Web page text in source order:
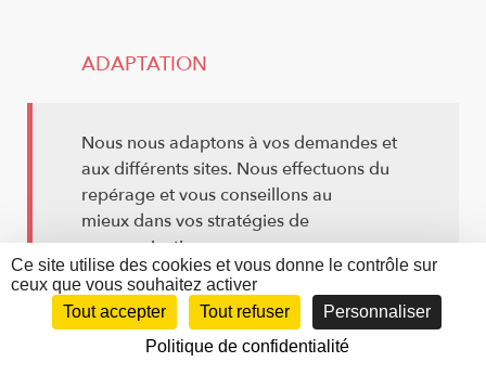
ADAPTATION
Nous nous adaptons à vos demandes et
aux différents sites. Nous effectuons du
repérage et vous conseillons au
mieux dans vos stratégies de
communication.
Ce site utilise des cookies et vous donne le contrôle sur
ceux que vous souhaitez activer
Tout accepter
Tout refuser
Personnaliser
Politique de confidentialité